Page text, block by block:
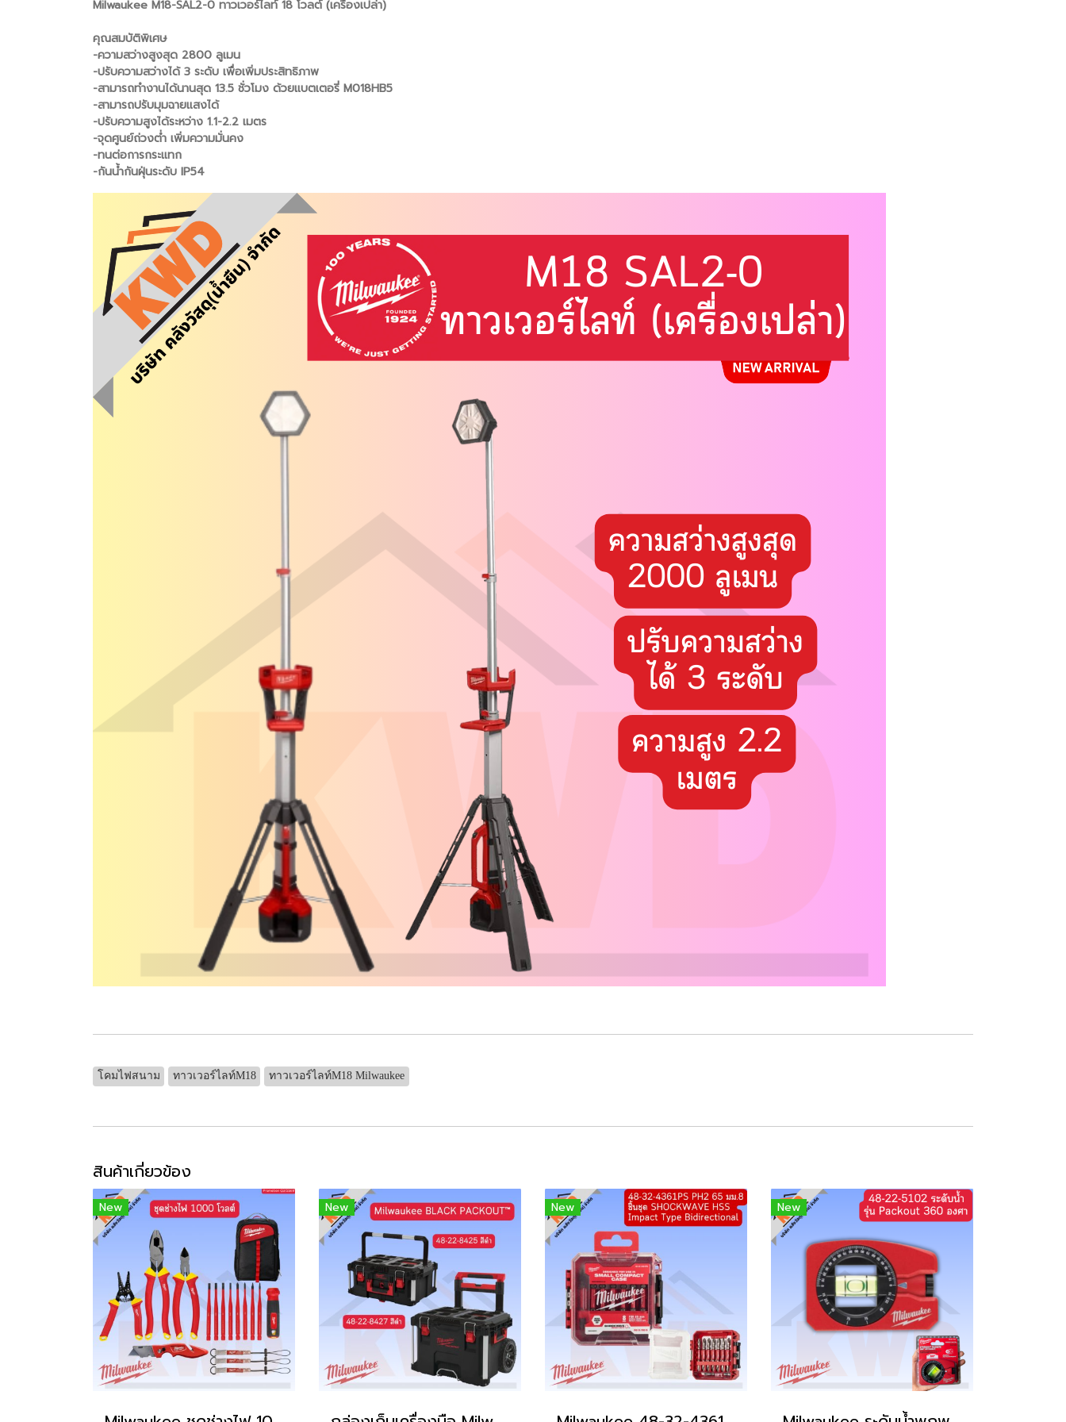
Milwaukee M18-SAL2-0 ทาวเวอร์ไลท์ 18 โวลต์ (เครื่องเปล่า)
คุณสมบัติพิเศษ
-ความสว่างสูงสุด 2800 ลูเมน
-ปรับความสว่างได้ 3 ระดับ เพื่อเพิ่มประสิทธิภาพ
-สามารถทำงานได้นานสุด 13.5 ชั่วโมง ด้วยแบตเตอรี่ M018HB5
-สามารถปรับมุมฉายแสงได้
-ปรับความสูงได้ระหว่าง 1.1-2.2 เมตร
-จุดศูนย์ถ่วงต่ำ เพิ่มความมั่นคง
-ทนต่อการกระแทก
-กันน้ำกันฝุ่นระดับ IP54
โคมไฟสนาม ทาวเวอร์ไลท์M18 ทาวเวอร์ไลท์M18 Milwaukee
สินค้าเกี่ยวข้อง
New New New New